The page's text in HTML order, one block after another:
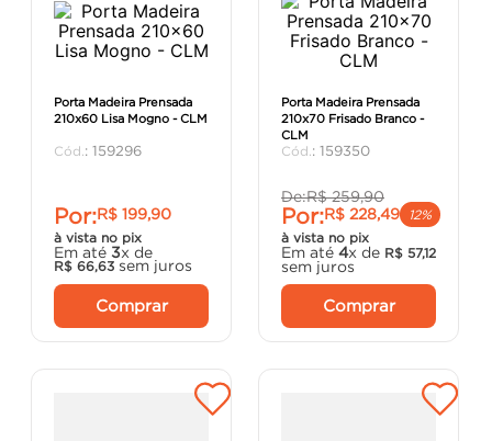
Porta Madeira Prensada
210x60 Lisa Mogno - CLM
: 159296
Por:R$ 199,90
à vista no pix
Em até 3x de
R$ 66,63 sem juros
Comprar
Porta Madeira Prensada
210x70 Frisado Branco -
CLM
: 159350
De:R$ 259,90
Por:R$ 228,49
12%
à vista no pix
Em até 4x de R$ 57,12
sem juros
Comprar